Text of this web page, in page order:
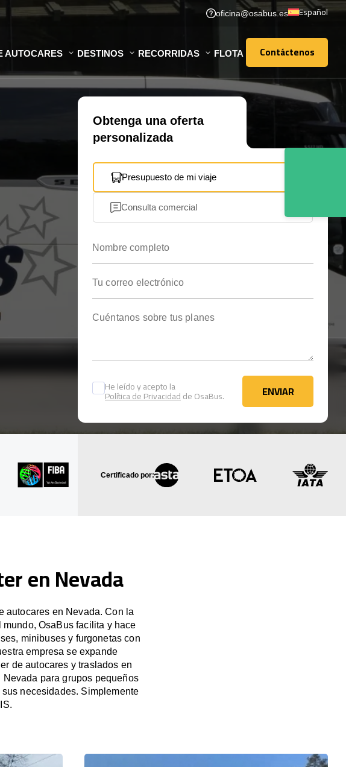
oficina@osabus.es Español
AUTOCARES DESTINOS RECORRIDAS FLOTA Contáctenos
Contáctenos
Obtenga una oferta
personalizada
Presupuesto de mi viaje
Consulta comercial
He leído y acepto la
Política de Privacidadde OsaBus. ENVIAR
ENVIAR
Certificado por:
en Nevada
autocares en Nevada. Con la
OsaBus facilita y hace
minibuses y furgonetas con
empresa se expande
de autocares y traslados en
para grupos pequeños
necesidades. Simplemente